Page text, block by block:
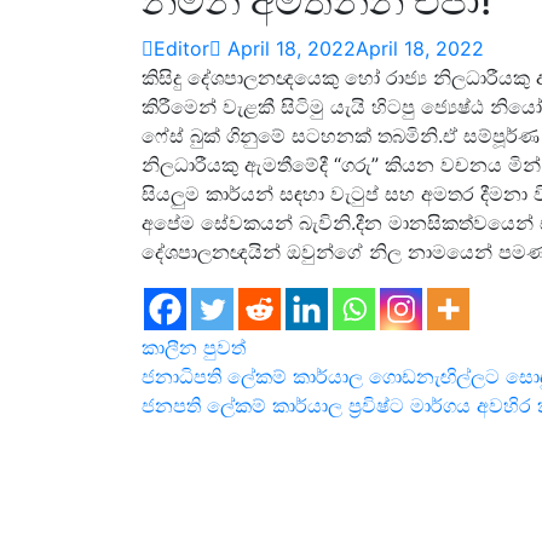
Editor April 18, 2022April 18, 2022
කිසිදු දේශපාලනඥයෙකු හෝ රාජ්‍ය
කිරීමෙන් වැළකී සිටිමු යැයි හිටපු ජ්‍යෙෂ්ඨ
ෆේස් බුක් ගිනුමේ සටහනක් තබමිනි.ඒ සම්පූර්ණ
නිලධාරීයකු ඇමතීමේදී “ගරු” කියන වචනය
සියලුම කාර්යන් සඳහා වැටුප් සහ අමතර
අපේම සේවකයන් බැවිනි.දීන මානසිකත්වයෙන්
දේශපාලනඥයින් ඔවුන්ගේ නිල නාමයෙන්
කාලීන පුවත්
Post
navigation
ජනාධිපති ලේකම් කාර්යාල ගොඩනැඟිල්ලට
ජනපති ලේකම් කාර්යාල ප්‍රවිෂ්ට මාර්ගය